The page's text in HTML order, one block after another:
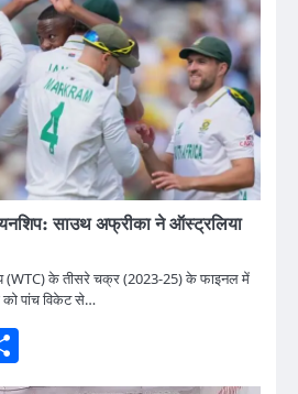
साउथ अफ्रीका ने ऑस्ट्रलिया
(WTC) के तीसरे चक्र (2023-25) के फाइनल में
पांच विकेट से…